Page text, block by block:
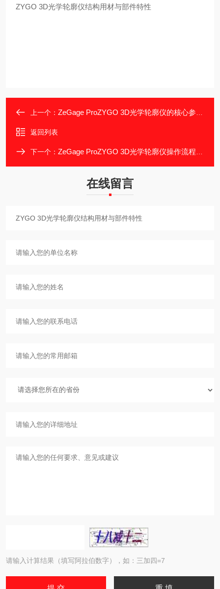
ZYGO 3D光学轮廓仪结构用材与部件特性
上一个： ZeGage ProZYGO 3D光学轮廓仪的核心参数解析
返回列表
下一个： ZeGage ProZYGO 3D光学轮廓仪操作流程与场景适配
在线留言
请输入计算结果（填写阿拉伯数字），如：三加四=7